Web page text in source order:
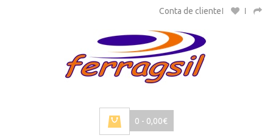
Conta de cliente
0 - 0,00€